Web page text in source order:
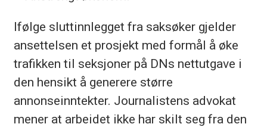
Ifølge sluttinnlegget fra saksøker gjelder
ansettelsen et prosjekt med formål å øke
trafikken til seksjoner på DNs nettutgave i
den hensikt å generere større
annonseinntekter. Journalistens advokat
mener at arbeidet ikke har skilt seg fra den